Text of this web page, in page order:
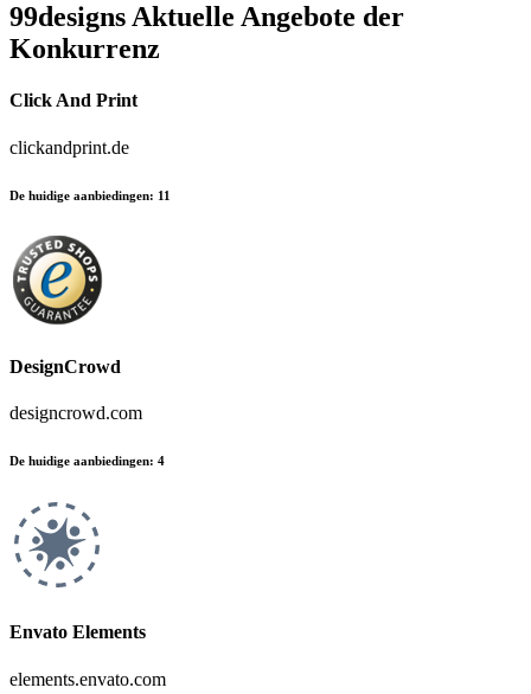
99designs Aktuelle Angebote der
Konkurrenz
Click And Print
clickandprint.de
De huidige aanbiedingen: 11
DesignCrowd
designcrowd.com
De huidige aanbiedingen: 4
Envato Elements
elements.envato.com